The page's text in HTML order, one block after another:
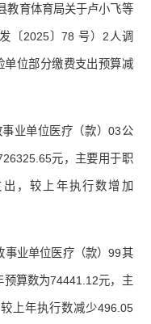
教育体育局关于卢小飞等
〔2025〕78 号）2人调
单位部分缴费支出预算减
业单位医疗（款）03公
元，主要用于职
，较上年执行数增加
事业单位医疗（款）99其
算数为74441.12元，主
上年执行数减少496.05